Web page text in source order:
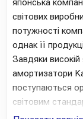
японська
світових
потужності
однак її
Завдяки високій
амортизатори
поступаються
світовим